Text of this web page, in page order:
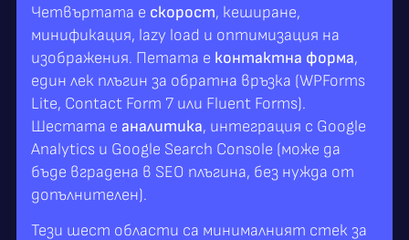
Четвъртата е скорост, кеширане,
минификация, lazy load и оптимизация на
изображения. Петата е контактна форма,
един лек плъгин за обратна връзка (WPForms
Lite, Contact Form 7 или Fluent Forms).
Шестата е аналитика, интеграция с Google
Analytics и Google Search Console (може да
бъде вградена в SEO плъгина, без нужда от
допълнителен).
Тези шест области са минималният стек за